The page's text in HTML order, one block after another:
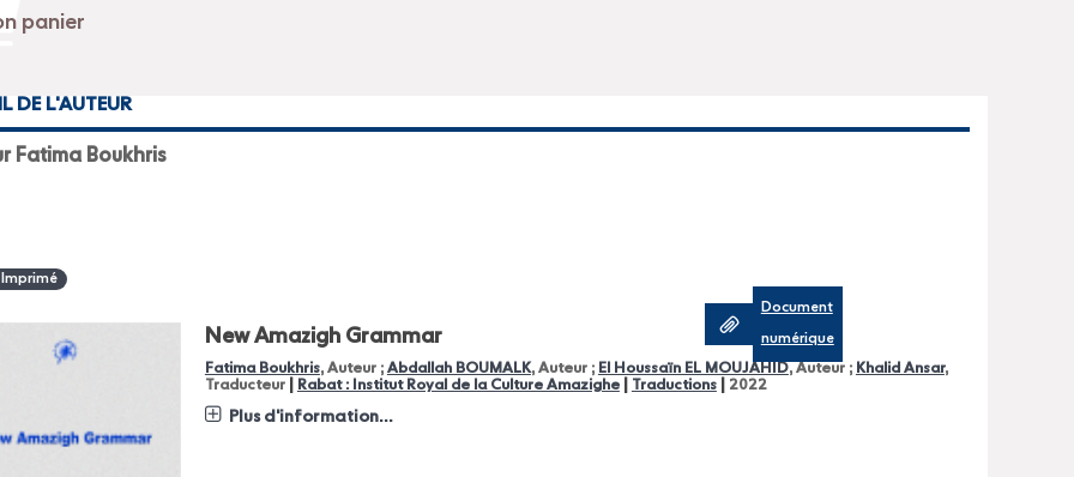
DE L'AUTEUR
Fatima Boukhris
New Amazigh Grammar
Fatima Boukhris, Auteur ; Abdallah BOUMALK, Auteur ; El Houssaïn EL MOUJAHID, Auteur ; Khalid Ansar,
Traducteur
Rabat : Institut Royal de la Culture Amazighe| Traductions| 2022
Plus d'information...
Document
numérique